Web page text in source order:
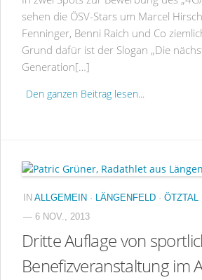
sehen die ÖSV-Stars um Marcel
Fenninger, Benni Raich und Co
Grund dafür ist der Slogan „Die
Generation[…]
Den ganzen Beitrag lesen...
IN ALLGEMEIN · LÄNGENFELD · ÖTZTAL
— 6 NOV., 2013
Dritte Auflage von
Benefizveranstaltung im